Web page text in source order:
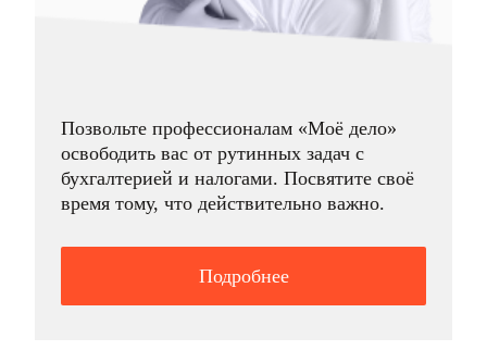
Позвольте профессионалам «Моё дело»
освободить вас от рутинных задач с
бухгалтерией и налогами. Посвятите своё
время тому, что действительно важно.
Подробнее